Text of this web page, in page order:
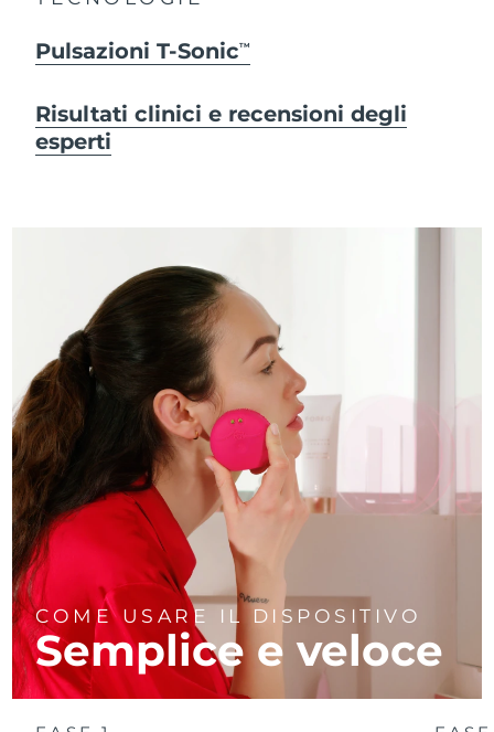
Pulsazioni T-SonicTM
Risultati clinici e recensioni degli
esperti
COME USARE IL DISPOSITIVO
Semplice e veloce